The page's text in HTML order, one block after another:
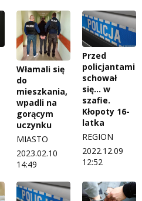
Włamali się
do
mieszkania,
wpadli na
gorącym
uczynku
MIASTO
2023.02.10
14:49
Przed
policjantami
schował
się… w
szafie.
Kłopoty 16-
latka
REGION
2022.12.09
12:52